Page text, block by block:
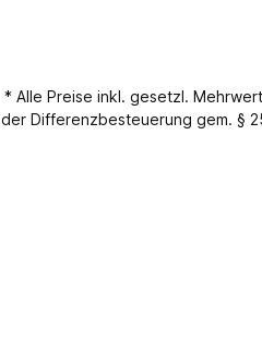
* Alle Preise inkl. gesetzl.
Differenzbesteuerung gem. §